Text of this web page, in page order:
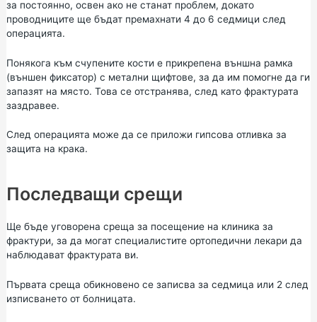
за постоянно, освен ако не станат проблем, докато
проводниците ще бъдат премахнати 4 до 6 седмици след
операцията.
Понякога към счупените кости е прикрепена външна рамка
(външен фиксатор) с метални щифтове, за да им помогне да ги
запазят на място. Това се отстранява, след като фрактурата
заздравее.
След операцията може да се приложи гипсова отливка за
защита на крака.
Последващи срещи
Ще бъде уговорена среща за посещение на клиника за
фрактури, за да могат специалистите ортопедични лекари да
наблюдават фрактурата ви.
Първата среща обикновено се записва за седмица или 2 след
изписването от болницата.